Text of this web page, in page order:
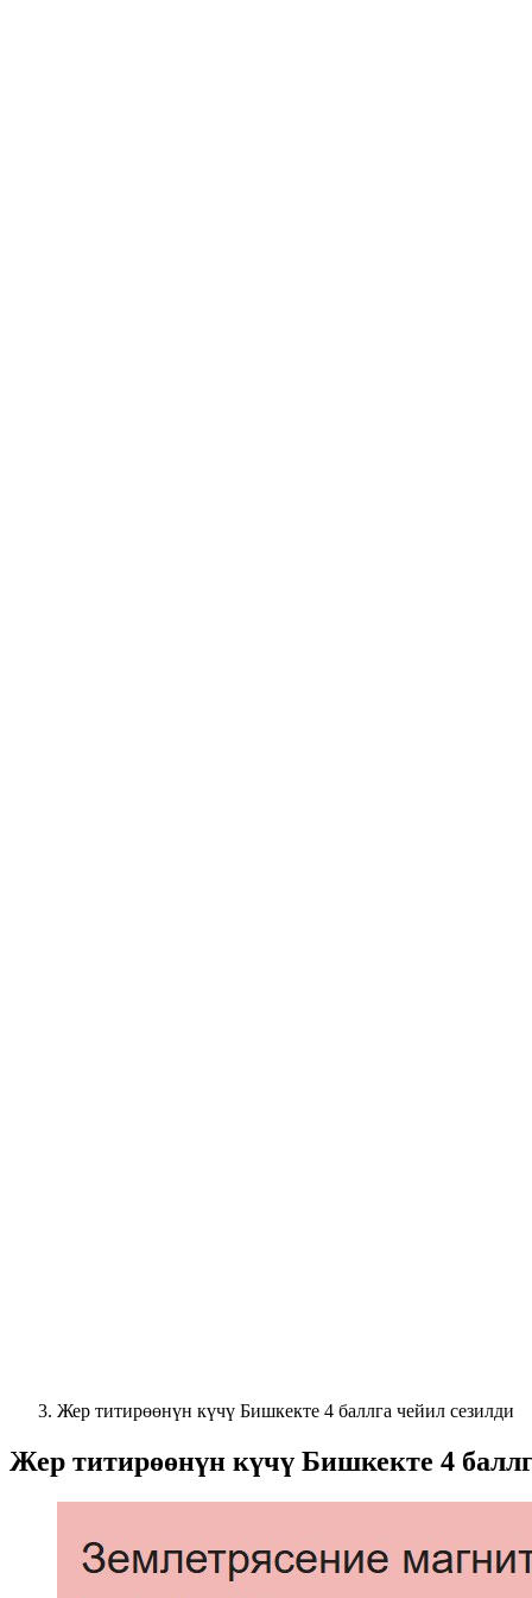
Жер титирөөнүн күчү Бишкекте 4 баллга чейил сезилди
Жер титирөөнүн күчү Бишкекте 4